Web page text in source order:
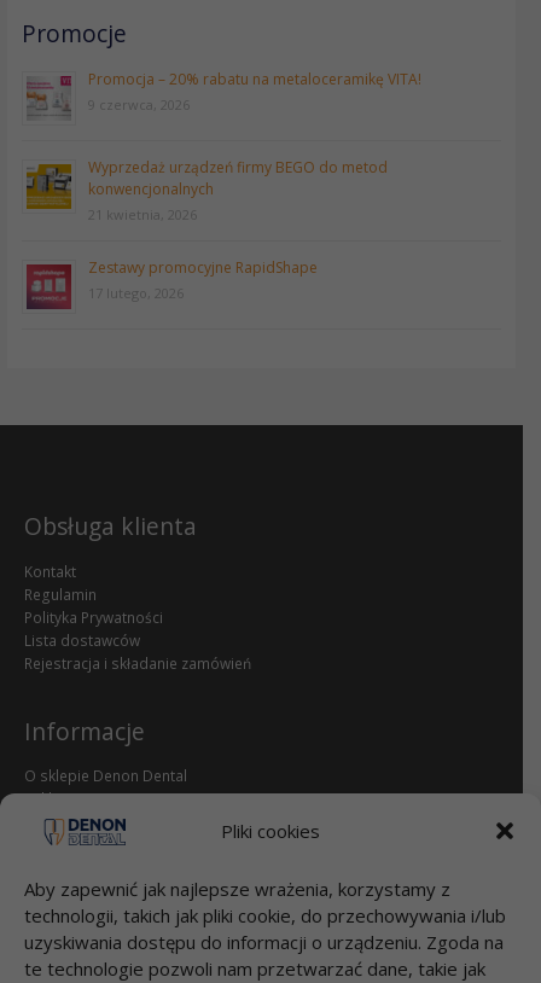
Pliki cookies
Aby zapewnić jak najlepsze wrażenia, korzystamy z
technologii, takich jak pliki cookie, do przechowywania i/lub
uzyskiwania dostępu do informacji o urządzeniu. Zgoda na
te technologie pozwoli nam przetwarzać dane, takie jak
Promocje
Promocja – 20% rabatu na metaloceramikę VITA!
9 czerwca, 2026
Wyprzedaż urządzeń firmy BEGO do metod
konwencjonalnych
21 kwietnia, 2026
Zestawy promocyjne RapidShape
17 lutego, 2026
Obsługa klienta
Kontakt
Regulamin
Polityka Prywatności
Lista dostawców
Rejestracja i składanie zamówień
Informacje
O sklepie Denon Dental
Reklamacje i zwroty
dental.pl
Przelewy
Bank Millenium S.A.
95 1160 2202 0000 0000 2812 4826